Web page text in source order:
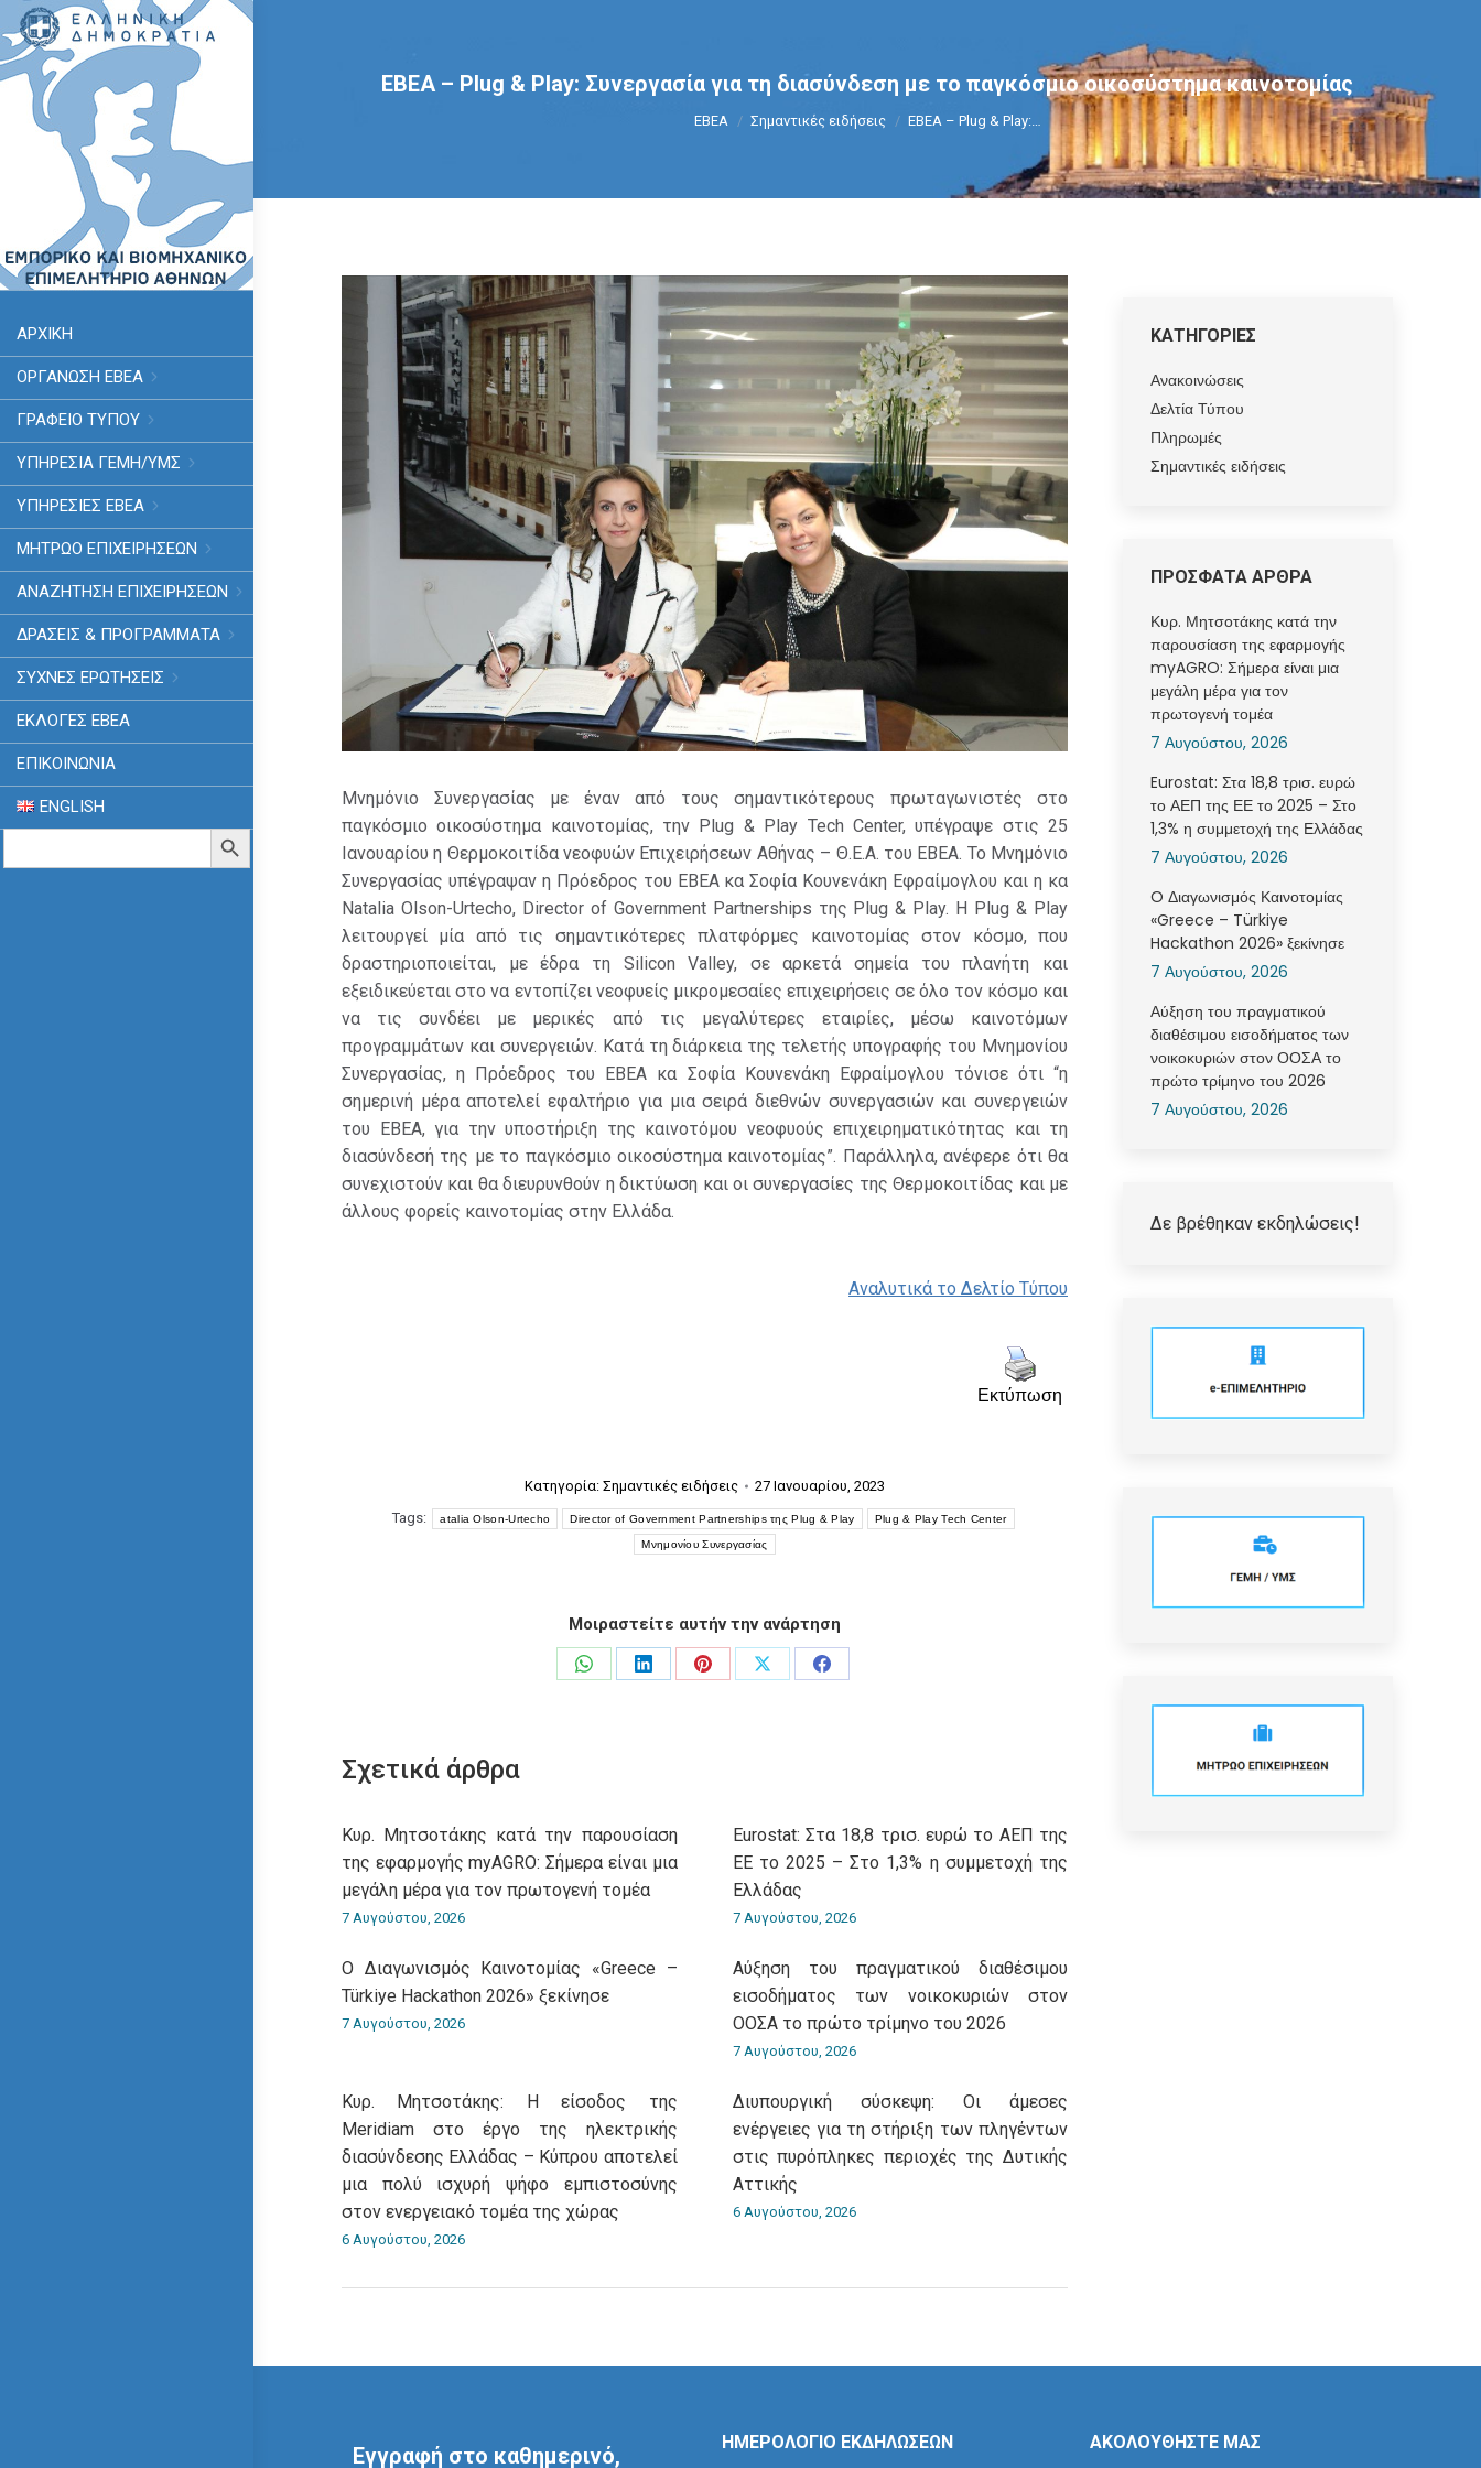
ΑΡΧΙΚΗ
ΟΡΓΑΝΩΣΗ ΕΒΕΑ
ΓΡΑΦΕΙΟ ΤΥΠΟΥ
ΥΠΗΡΕΣΊΑ ΓΕΜΗ/ΥΜΣ
ΥΠΗΡΕΣΙΕΣ ΕΒΕΑ
ΜΗΤΡΩΟ ΕΠΙΧΕΙΡΗΣΕΩΝ
ΑΝΑΖΗΤΗΣΗ ΕΠΙΧΕΙΡΗΣΕΩΝ
ΔΡΑΣΕΙΣ & ΠΡΟΓΡΑΜΜΑΤΑ
ΣΥΧΝΕΣ ΕΡΩΤΗΣΕΙΣ
ΕΚΛΟΓΈΣ ΕΒΕΑ
ΕΠΙΚΟΙΝΩΝΙΑ
ENGLISH
Search
Search Button
ΕΒΕΑ – Plug & Play: Συνεργασία για τη διασύνδεση με το παγκόσμιο οικοσύστημα καινοτομίας
You are here:
ΕΒΕΑ Σημαντικές ειδήσεις ΕΒΕΑ – Plug & Play:…
Μνημόνιο Συνεργασίας με έναν από τους σημαντικότερους πρωταγωνιστές στο
παγκόσμιο οικοσύστημα καινοτομίας, την Plug & Play Tech Center, υπέγραψε στις 25
Ιανουαρίου η Θερμοκοιτίδα νεοφυών Επιχειρήσεων Αθήνας – Θ.Ε.Α. του ΕΒΕΑ. Το Μνημόνιο
Συνεργασίας υπέγραψαν η Πρόεδρος του ΕΒΕΑ κα Σοφία Κουνενάκη Εφραίμογλου και η κα
Natalia Olson-Urtecho, Director of Government Partnerships της Plug & Play. Η Plug & Play
λειτουργεί μία από τις σημαντικότερες πλατφόρμες καινοτομίας στον κόσμο, που
δραστηριοποιείται, με έδρα τη Silicon Valley, σε αρκετά σημεία του πλανήτη και
εξειδικεύεται στο να εντοπίζει νεοφυείς μικρομεσαίες επιχειρήσεις σε όλο τον κόσμο και
να τις συνδέει με μερικές από τις μεγαλύτερες εταιρίες, μέσω καινοτόμων
προγραμμάτων και συνεργειών. Κατά τη διάρκεια της τελετής υπογραφής του Μνημονίου
Συνεργασίας, η Πρόεδρος του ΕΒΕΑ κα Σοφία Κουνενάκη Εφραίμογλου τόνισε ότι “η
σημερινή μέρα αποτελεί εφαλτήριο για μια σειρά διεθνών συνεργασιών και συνεργειών
του ΕΒΕΑ, για την υποστήριξη της καινοτόμου νεοφυούς επιχειρηματικότητας και τη
διασύνδεσή της με το παγκόσμιο οικοσύστημα καινοτομίας”. Παράλληλα, ανέφερε ότι θα
συνεχιστούν και θα διευρυνθούν η δικτύωση και οι συνεργασίες της Θερμοκοιτίδας και με
άλλους φορείς καινοτομίας στην Ελλάδα.
Αναλυτικά το Δελτίο Τύπου
Εκτύπωση
Κατηγορία: Σημαντικές ειδήσεις
27 Ιανουαρίου, 2023
Tags:
atalia Olson-Urtecho Director of Government Partnerships της Plug & Play Plug & Play Tech Center
Μνημονίου Συνεργασίας
Μοιραστείτε αυτήν την ανάρτηση
Share
Share
Share
Share
Share
Σχετικά άρθρα
Κυρ. Μητσοτάκης κατά την παρουσίαση
της εφαρμογής myAGRO: Σήμερα είναι μια
μεγάλη μέρα για τον πρωτογενή τομέα
7 Αυγούστου, 2026
Eurostat: Στα 18,8 τρισ. ευρώ το ΑΕΠ της
ΕΕ το 2025 – Στο 1,3% η συμμετοχή της
Ελλάδας
7 Αυγούστου, 2026
O Διαγωνισμός Καινοτομίας «Greece –
Türkiye Hackathon 2026» ξεκίνησε
7 Αυγούστου, 2026
Αύξηση του πραγματικού διαθέσιμου
εισοδήματος των νοικοκυριών στον
ΟΟΣΑ το πρώτο τρίμηνο του 2026
7 Αυγούστου, 2026
Κυρ. Μητσοτάκης: Η είσοδος της
Meridiam στο έργο της ηλεκτρικής
διασύνδεσης Ελλάδας – Κύπρου αποτελεί
μια πολύ ισχυρή ψήφο εμπιστοσύνης
στον ενεργειακό τομέα της χώρας
6 Αυγούστου, 2026
Διυπουργική σύσκεψη: Οι άμεσες
ενέργειες για τη στήριξη των πληγέντων
στις πυρόπληκες περιοχές της Δυτικής
Αττικής
6 Αυγούστου, 2026
ΚΑΤΗΓΟΡΙΕΣ
Ανακοινώσεις
Δελτία Τύπου
Πληρωμές
Σημαντικές ειδήσεις
ΠΡΟΣΦΑΤΑ ΑΡΘΡΑ
Κυρ. Μητσοτάκης κατά την
παρουσίαση της εφαρμογής
myAGRO: Σήμερα είναι μια
μεγάλη μέρα για τον
πρωτογενή τομέα
7 Αυγούστου, 2026
Eurostat: Στα 18,8 τρισ. ευρώ
το ΑΕΠ της ΕΕ το 2025 – Στο
1,3% η συμμετοχή της Ελλάδας
7 Αυγούστου, 2026
O Διαγωνισμός Καινοτομίας
«Greece – Türkiye
Hackathon 2026» ξεκίνησε
7 Αυγούστου, 2026
Αύξηση του πραγματικού
διαθέσιμου εισοδήματος των
νοικοκυριών στον ΟΟΣΑ το
πρώτο τρίμηνο του 2026
7 Αυγούστου, 2026
Δε βρέθηκαν εκδηλώσεις!
Εγγραφή στο καθημερινό,
ΗΜΕΡΟΛΟΓΙΟ ΕΚΔΗΛΩΣΕΩΝ ΑΚΟΛΟΥΘΗΣΤΕ ΜΑΣ